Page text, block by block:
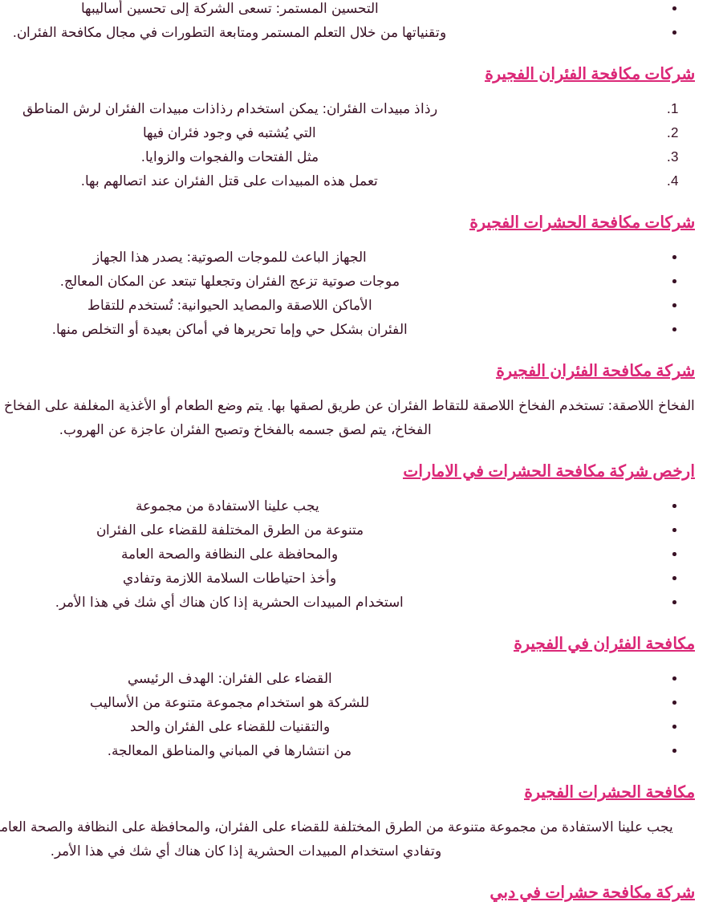
التحسين المستمر: تسعى الشركة إلى تحسين أساليبها
وتقنياتها من خلال التعلم المستمر ومتابعة التطورات في مجال مكافحة الفئران.
شركات مكافحة الفئران الفجيرة
رذاذ مبيدات الفئران: يمكن استخدام رذاذات مبيدات الفئران لرش المناطق
التي يُشتبه في وجود فئران فيها
مثل الفتحات والفجوات والزوايا.
تعمل هذه المبيدات على قتل الفئران عند اتصالهم بها.
شركات مكافحة الحشرات الفجيرة
الجهاز الباعث للموجات الصوتية: يصدر هذا الجهاز
موجات صوتية تزعج الفئران وتجعلها تبتعد عن المكان المعالج.
الأماكن اللاصقة والمصايد الحيوانية: تُستخدم للتقاط
الفئران بشكل حي وإما تحريرها في أماكن بعيدة أو التخلص منها.
شركة مكافحة الفئران الفجيرة
الفخاخ اللاصقة: تستخدم الفخاخ اللاصقة للتقاط الفئران عن طريق لصقها بها. يتم وضع الطعام أو الأغذية المغلفة على
الفخاخ، يتم لصق جسمه بالفخاخ وتصبح الفئران عاجزة عن الهروب.
ارخص شركة مكافحة الحشرات في الامارات
يجب علينا الاستفادة من مجموعة
متنوعة من الطرق المختلفة للقضاء على الفئران
والمحافظة على النظافة والصحة العامة
وأخذ احتياطات السلامة اللازمة وتفادي
استخدام المبيدات الحشرية إذا كان هناك أي شك في هذا الأمر.
مكافحة الفئران في الفجيرة
القضاء على الفئران: الهدف الرئيسي
للشركة هو استخدام مجموعة متنوعة من الأساليب
والتقنيات للقضاء على الفئران والحد
من انتشارها في المباني والمناطق المعالجة.
مكافحة الحشرات الفجيرة
يجب علينا الاستفادة من مجموعة متنوعة من الطرق المختلفة للقضاء على الفئران، والمحافظة على النظافة والصحة
وتفادي استخدام المبيدات الحشرية إذا كان هناك أي شك في هذا الأمر.
شركة مكافحة حشرات في دبي